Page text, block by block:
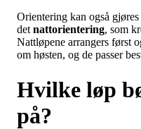
Orientering kan også
det nattorientering, som
Nattløpene arrangers først
om høsten, og de passer
Hvilke løp
på?